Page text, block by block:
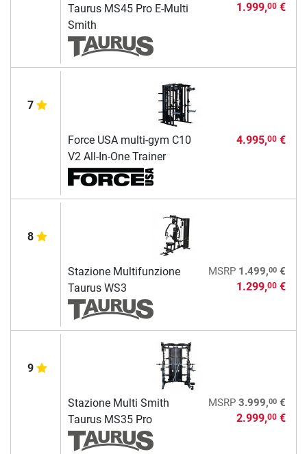
Taurus MS45 Pro E-Multi
Smith
1.999,00€
7
Force USA multi-gym C10
V2 All-In-One Trainer
4.995,00€
8
Stazione Multifunzione
Taurus WS3
MSRP 1.499,00€
1.299,00€
9
Stazione Multi Smith
Taurus MS35 Pro
MSRP 3.999,00€
2.999,00€